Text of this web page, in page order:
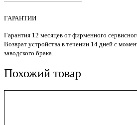
1710
ГАРАНТИИ
Гарантия 12 месяцев от фирменного
Возврат устройства в течении 14 дней с
заводского брака.
Похожий товар